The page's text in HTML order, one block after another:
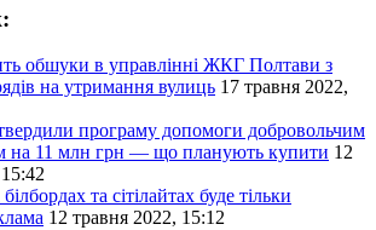
обшуки в управлінні ЖКГ Полтави з
на утримання вулиць 17 травня 2022,
програму допомоги добровольчим
на 11 млн грн — що планують купити 12
та сітілайтах буде тільки
12 травня 2022, 15:12